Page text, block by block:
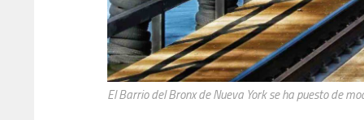
El Barrio del Bronx de Nueva York se ha puesto de